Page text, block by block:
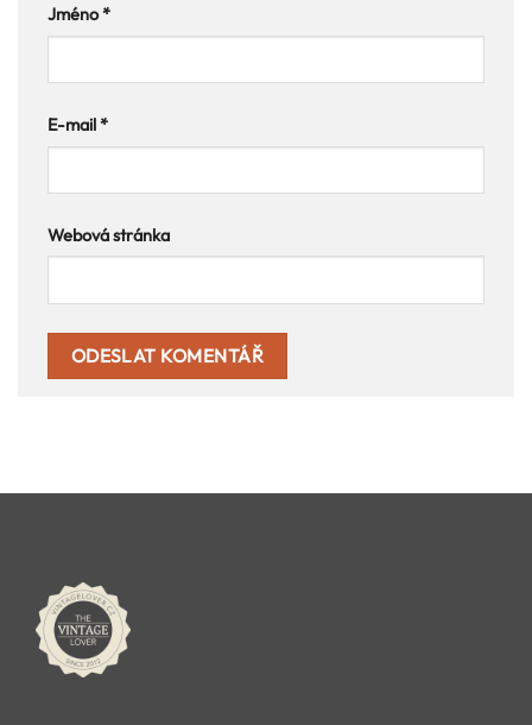
Jméno*
E-mail*
Webová stránka